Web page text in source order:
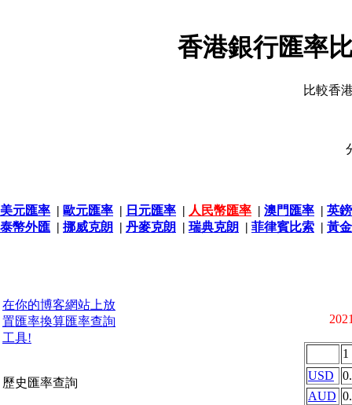
香港銀行匯率
比較香
美元匯率 | 歐元匯率 | 日元匯率 | 人民幣匯率 | 澳門匯率 | 英
泰幣外匯 | 挪威克朗 | 丹麥克朗 | 瑞典克朗 | 菲律賓比索 | 黃
在你的博客網站上放
置匯率換算匯率查詢
工具!
歷史匯率查詢
1
USD
AUD